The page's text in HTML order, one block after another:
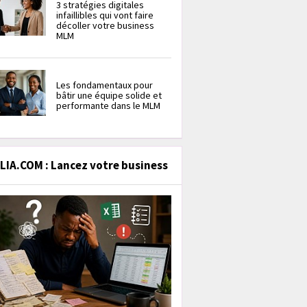
3 stratégies digitales
infaillibles qui vont faire
décoller votre business
MLM
Les fondamentaux pour
bâtir une équipe solide et
performante dans le MLM
: Lancez votre business